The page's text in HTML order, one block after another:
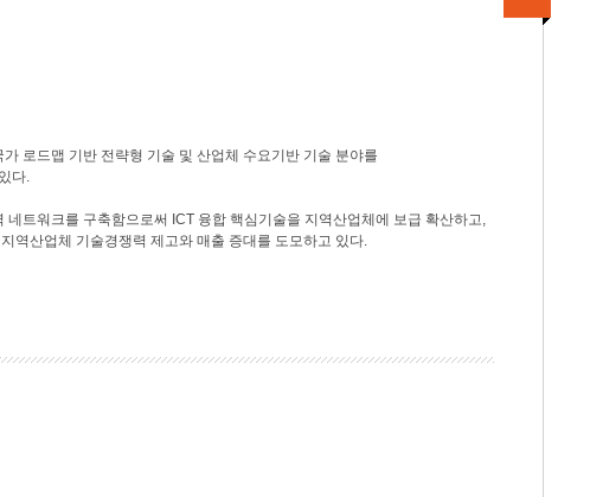
로드맵 기반 전략형 기술 및 산업체 수요기반 기술 분야를
다.
트워크를 구축함으로써 ICT 융합 핵심기술을 지역산업체에 보급 확산하고,
역산업체 기술경쟁력 제고와 매출 증대를 도모하고 있다.